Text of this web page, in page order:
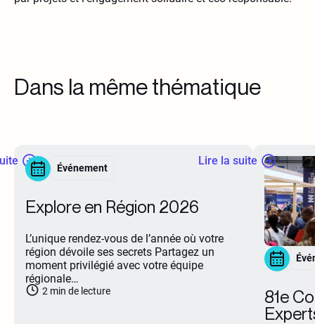
Dans la même thématique
Événement
Explore en Région 2026
L’unique rendez-vous de l’année où votre
région dévoile ses secrets Partagez un
moment privilégié avec votre équipe
régionale…
2 min de lecture
81e
Lire la suite